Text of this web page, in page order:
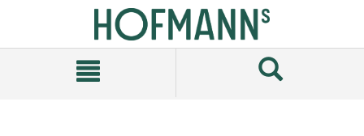
Navigationsmenü